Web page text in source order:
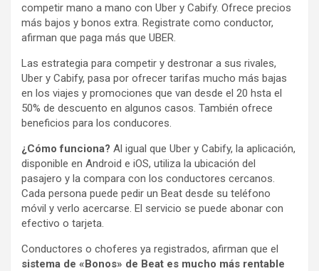
competir mano a mano con Uber y Cabify. Ofrece precios
más bajos y bonos extra. Registrate como conductor,
afirman que paga más que UBER.
Las estrategia para competir y destronar a sus rivales,
Uber y Cabify, pasa por ofrecer tarifas mucho más bajas
en los viajes y promociones que van desde el 20 hsta el
50% de descuento en algunos casos. También ofrece
beneficios para los conducores.
¿Cómo funciona? Al igual que Uber y Cabify, la aplicación,
disponible en Android e iOS, utiliza la ubicación del
pasajero y la compara con los conductores cercanos.
Cada persona puede pedir un Beat desde su teléfono
móvil y verlo acercarse. El servicio se puede abonar con
efectivo o tarjeta.
Conductores o choferes ya registrados, afirman que el
sistema de «Bonos» de Beat es mucho más rentable